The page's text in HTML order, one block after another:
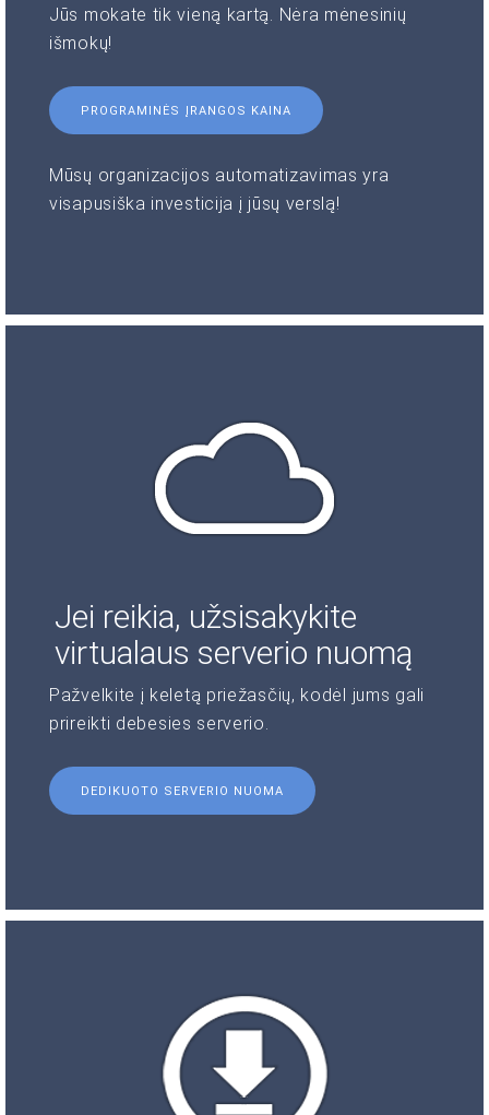
Jūs mokate tik vieną kartą. Nėra mėnesinių
išmokų!
PROGRAMINĖS ĮRANGOS KAINA
Mūsų organizacijos automatizavimas yra
visapusiška investicija į jūsų verslą!
Jei reikia, užsisakykite
virtualaus serverio nuomą
Pažvelkite į keletą priežasčių, kodėl jums gali
prireikti debesies serverio.
DEDIKUOTO SERVERIO NUOMA